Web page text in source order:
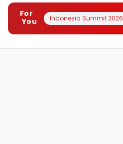
For
You
Indonesia Summit 2026